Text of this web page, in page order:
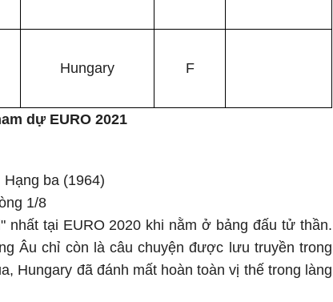
Hungary
F
dự EURO 2021
ba (1964)
1/8
nhất tại EURO 2020 khi nằm ở bảng đấu tử thần.
Âu chỉ còn là câu chuyện được lưu truyền trong
Hungary đã đánh mất hoàn toàn vị thế trong làng